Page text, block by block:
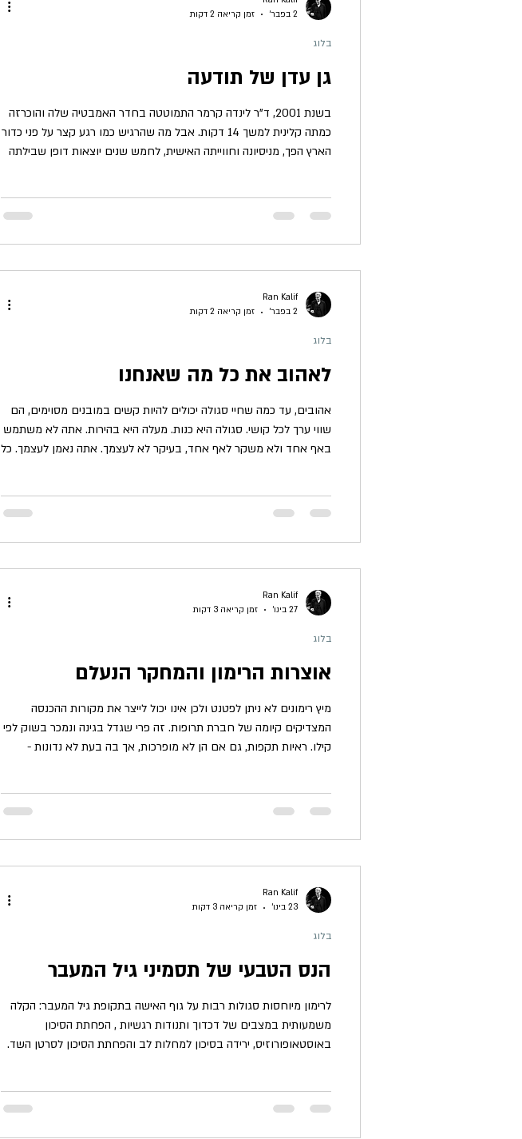
גן עדן של תודעה
בשנת 2001, ד"ר לינדה קרמר התמוטטה בחדר האמבטיה שלה והוכרזה
כמתה קלינית למשך 14 דקות. אבל מה שהרגיש כמו רגע קצר על פני כדור
הארץ הפך, מניסיונה וחווייתה האישית, לחמש שנים יוצאות דופן שבילתה
שחובשים עבדו למטה, ואז לפתע מצאה את עצמה בעולם של צבעים
הרבה מעבר לכל דבר על פני כדור הארץ. היא סיפרה כי יכל
בלוג
2 בפבר׳
זמן קריאה 2 דקות
לאהוב את כל מה שאנחנו
אהובים, עד כמה שחיי סגולה יכולים להיות קשים במובנים מסוימים, הם
שווי ערך לכל קושי. סגולה היא כנות. מעלה היא בהירות. אתה לא משתמש
באף אחד ולא משקר לאף אחד, בעיקר לא לעצמך. אתה נאמן לעצמך. כל
המניפולציות והשקרים, ׳החובות׳ שלך לאחרים ושל אחרים לך, מה שעשו
לכל אלו יצרת תאי כלא בגופך, בך ובבשרך. כולם ה
בלוג
Ran Kalif
2 בפבר׳
זמן קריאה 2 דקות
אוצרות הרימון והמחקר הנעלם
מיץ רימונים לא ניתן לפטנט ולכן אינו יכול לייצר את מקורות ההכנסה
המצדיקים קיומה של חברת תרופות. זה פרי שגדל בגינה ונמכר בשוק לפי
קילו. ראיות תקפות, גם אם הן לא מופרכות, אך בה בעת לא נדונות -
לאתר אותו, כי אותו מחקר גורלי פשוט... נעלם. היעלמותו לא נעוצה בכך
לא מפני שאופן עריכתו היה פגום, וממש לא
בלוג
Ran Kalif
27 בינו׳
זמן קריאה 3 דקות
הנס הטבעי של תסמיני גיל המעבר
לרימון מיוחסות סגולות רבות על גוף האישה בתקופת גיל המעבר: הקלה
משמעותית במצבים של דכדוך ותנודות רגשיות , הפחתת הסיכון
באוסטאופורוזיס, ירידה בסיכון למחלות לב והפחתת הסיכון לסרטן השד.
הרוח, דיכאון, ירידה בצפיפות העצם ותנודות ברמות האסטרוגן בגוף.
בלוג
Ran Kalif
23 בינו׳
זמן קריאה 3 דקות